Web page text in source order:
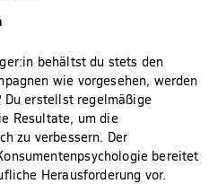
behältst du stets den
wie vorgesehen, werden
Du erstellst regelmäßige
Resultate, um die
zu verbessern. Der
bereitet
Herausforderung vor.